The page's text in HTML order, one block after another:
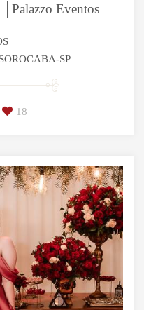
Eventos
SP
18